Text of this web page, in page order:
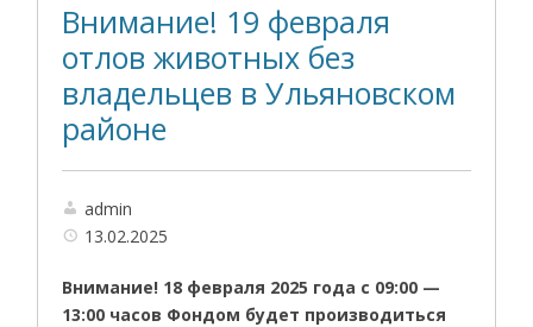
Внимание! 19 февраля
отлов животных без
владельцев в Ульяновском
районе
admin
13.02.2025
Внимание! 18 февраля 2025 года с 09:00 —
13:00 часов Фондом будет производиться